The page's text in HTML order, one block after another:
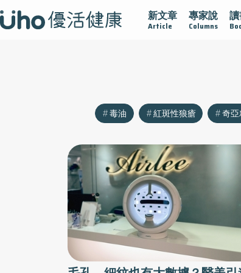
新文章
Article
專家說
Columns
黏 守護腺在 疫情保衛戰 再生醫學 愛的未
毒油 紅斑性狼瘡 奇